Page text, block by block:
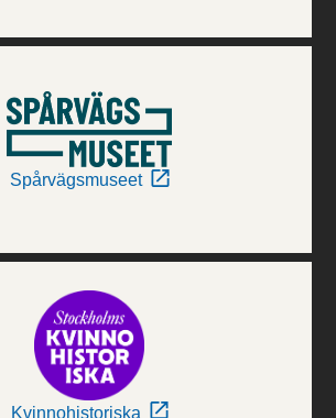
Spårvägsmuseet
Kvinnohistoriska